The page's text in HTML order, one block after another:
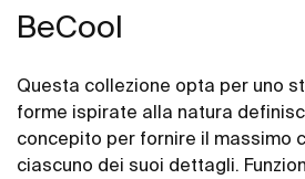
BeCool
Questa collezione opta per uno
forme ispirate alla natura
concepito per fornire il massimo
ciascuno dei suoi dettagli.